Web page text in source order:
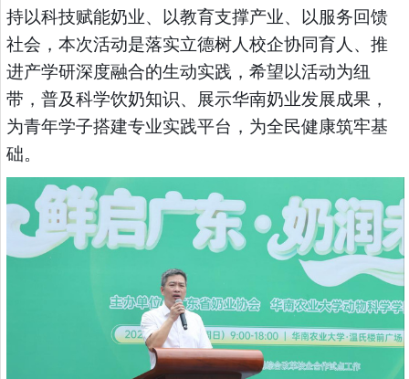
持以科技赋能奶业、以教育支撑产业、以服务回馈
社会，本次活动是落实立德树人校企协同育人、推
进产学研深度融合的生动实践，希望以活动为纽
带，普及科学饮奶知识、展示华南奶业发展成果，
为青年学子搭建专业实践平台，为全民健康筑牢基
础。